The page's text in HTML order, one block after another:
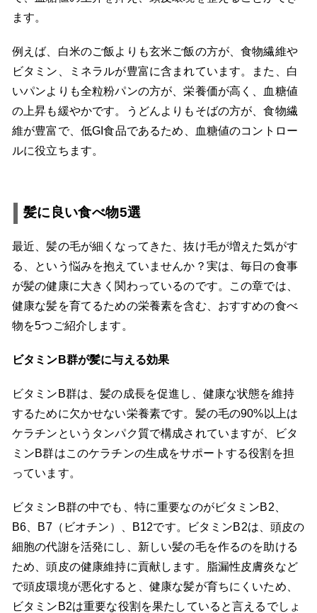
ます。
例えば、白米のご飯よりも玄米ご飯の方が、食物繊維や
ビタミン、ミネラルが豊富に含まれています。また、白
いパンよりも全粒粉パンの方が、栄養価が高く、血糖値
の上昇も緩やかです。うどんよりもそばの方が、食物繊
維が豊富で、低GI食品であるため、血糖値のコントロー
ルに役立ちます。
髪に良い食べ物5選
最近、髪の毛が細くなってきた、抜け毛が増えた気がす
る、という悩みを抱えていませんか？実は、毎日の食事
が髪の健康に大きく関わっているのです。この章では、
健康な髪を育てるための栄養素を含む、おすすめの食べ
物を5つご紹介します。
ビタミンB群が髪に与える効果
ビタミンB群は、髪の成長を促進し、健康な状態を維持
するために欠かせない栄養素です。髪の毛の90%以上は
ケラチンというタンパク質で構成されていますが、ビタ
ミンB群はこのケラチンの生成をサポートする役割を担
っています。
ビタミンB群の中でも、特に重要なのがビタミンB2、
B6、B7（ビオチン）、B12です。ビタミンB2は、頭皮の
細胞の代謝を活発にし、新しい髪の毛を作るのを助ける
ため、頭皮の健康維持に貢献します。脂漏性皮膚炎など
で頭皮環境が悪化すると、健康な髪が育ちにくいため、
ビタミンB2は重要な役割を果たしていると言えるでしょ